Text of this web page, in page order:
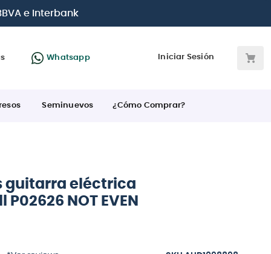
crédito
Whatsapp Iniciar Sesión
Seminuevos ¿Cómo Comprar?
guitarra eléctrica
P02626 NOT EVEN